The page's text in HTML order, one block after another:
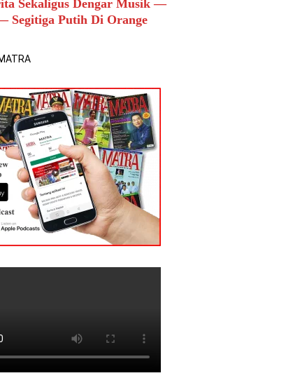
Sekaligus Dengar Musik —
Segitiga Putih Di Orange